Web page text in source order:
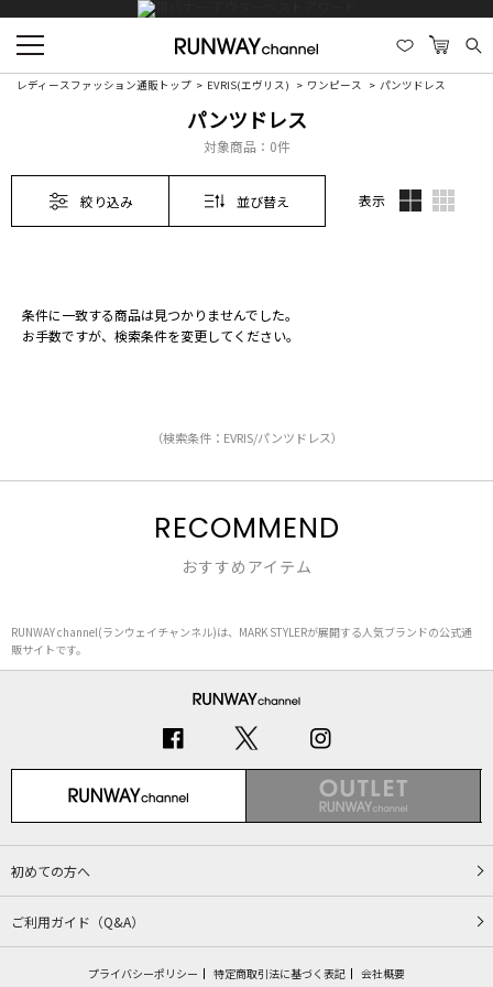
レディースファッション通販トップ EVRIS(エヴリス) ワンピース パンツドレス
パンツドレス
対象商品： 0件
絞り込み 並び替え 表示
条件に一致する商品は見つかりませんでした。
お手数ですが、検索条件を変更してください。
（検索条件：EVRIS/パンツドレス）
RECOMMEND
おすすめアイテム
RUNWAY channel(ランウェイチャンネル)は、MARK STYLERが展開する人気ブランドの公式通
販サイトです。
初めての方へ
ご利用ガイド（Q&A）
プライバシーポリシー 特定商取引法に基づく表記 会社概要